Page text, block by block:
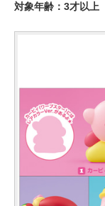
対象年齢：3才以上